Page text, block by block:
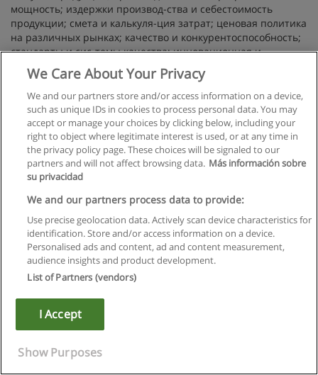
мощность; издержки производ-ства и себестоимость
продукции; смета и калькуля-ция затрат; ценовая политика
на различных рынках; качество и конкурентоспособность;
стандарты и сис-темы качества; инновационная и
инвестиционная политика; подготовка нового
производства; виды деятельности предприятия;
производственное планиро-вание и бизнес-план
предприятия; оценка эффективности хозяйственной
деятельности и состояния баланса.
МЕНЕДЖМЕНТ
Особенности современной российской экономики и
необходимость совершенствования организации
управления в России; понятие, сущность, цели, задачи и
основные функции менеджмента; опыт менеджмента за
рубежом; возможности и пути его ис-пользования в России;
специфика менеджмента в России; цели и задачи
управления предприятием; методы обоснования,
принятия и реализации управ-ленческих решений;
внутренняя и внешняя среда предприятия; использование
мировых информаци-онных ресурсов в менеджменте;
разработка и реализация перспективных и текущих
планов; основные качества менеджера; работа менеджера;
соз-дание системы мотивации труда; организация кон-
троля за деятельностью подчиненных; контроллинг;
инновационная программа менеджера; управление
We Care About Your Privacy
We and our partners store and/or access information on a device,
such as unique IDs in cookies to process personal data. You may
accept or manage your choices by clicking below, including your
right to object where legitimate interest is used, or at any time in
the privacy policy page. These choices will be signaled to our
partners and will not affect browsing data. Más información sobre
su privacidad
We and our partners process data to provide:
Use precise geolocation data. Actively scan device characteristics for
identification. Store and/or access information on a device.
Personalised ads and content, ad and content measurement,
audience insights and product development.
List of Partners (vendors)
I Accept
Show Purposes